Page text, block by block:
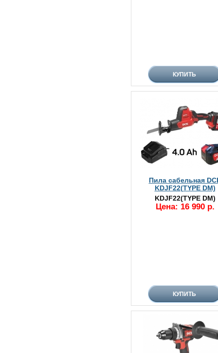
Пила сабельная
KDJF22(TYPE DM)
KDJF22(TYPE DM)
Цена: 16 990 р.